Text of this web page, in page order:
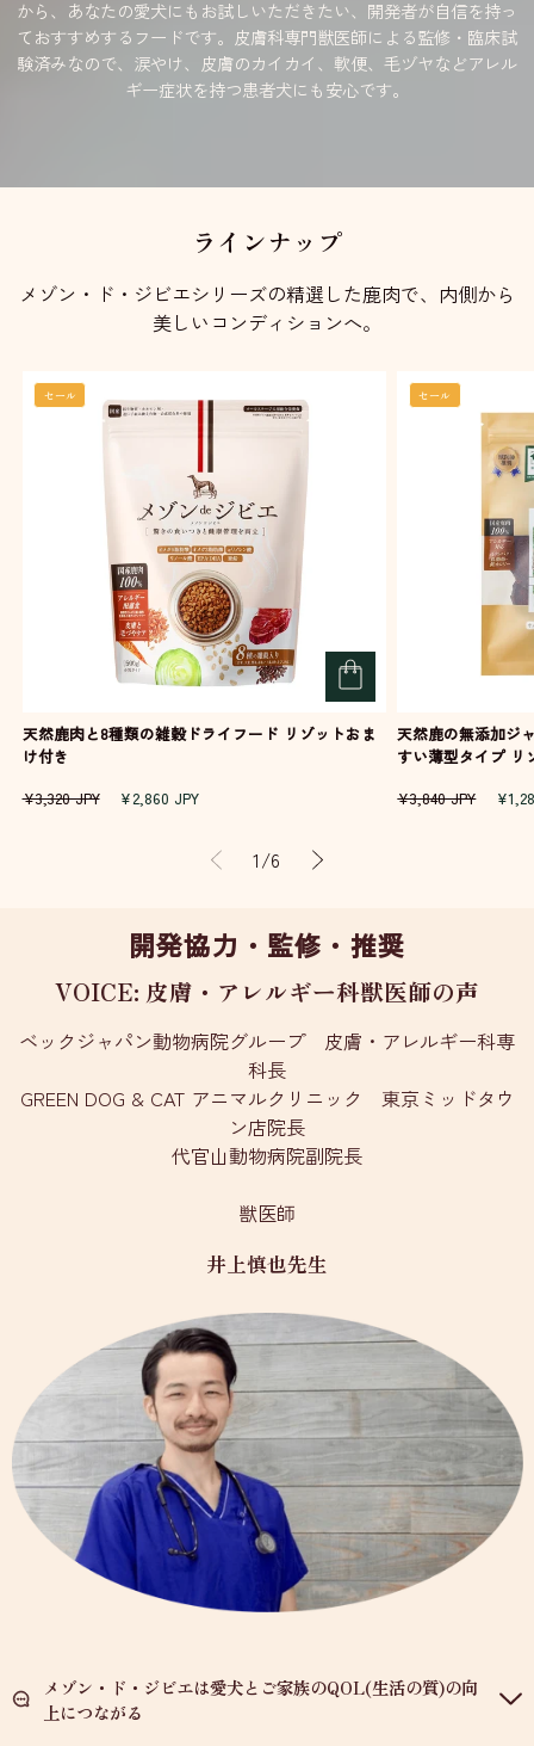
から、あなたの愛犬にもお試しいただきたい、開発者が自信を持っ
ておすすめするフードです。皮膚科専門獣医師による監修・臨床試
験済みなので、涙やけ、皮膚のカイカイ、軟便、毛ヅヤなどアレル
ギー症状を持つ患者犬にも安心です。
ラインナップ
メゾン・ド・ジビエシリーズの精選した鹿肉で、内側から
美しいコンディションへ。
セール
天然鹿肉と8種類の雑穀ドライフード リゾットおま
け付き
通
¥3,320 JPY
セ
¥2,860 JPY
セール
天然鹿の無添加ジ
すい薄型タイプ
通
¥3,840 JPY
セ
1/の
6
開発協力・監修・推奨
VOICE: 皮膚・アレルギー科獣医師の声
ベックジャパン動物病院グループ 皮膚・アレルギー科専
科長
GREEN DOG & CAT アニマルクリニック 東京ミッドタウ
ン店院長
代官山動物病院副院長
獣医師
井上慎也先生
メゾン・ド・ジビエは愛犬とご家族のQOL(生活の質)の向
上につながる